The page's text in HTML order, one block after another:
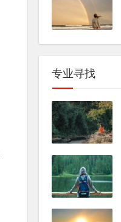
专业寻找